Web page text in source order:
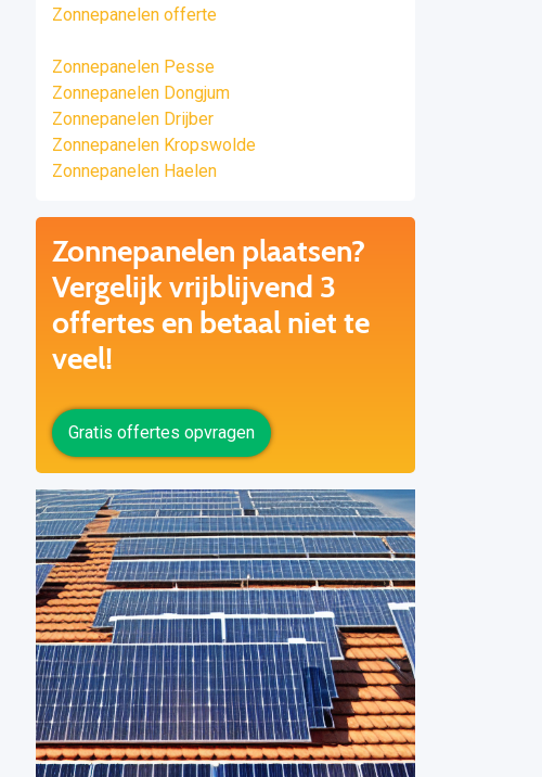
Zonnepanelen offerte
Zonnepanelen Pesse
Zonnepanelen Dongjum
Zonnepanelen Drijber
Zonnepanelen Kropswolde
Zonnepanelen Haelen
Zonnepanelen plaatsen?
Vergelijk vrijblijvend 3
offertes en betaal niet te
veel!
Gratis offertes opvragen